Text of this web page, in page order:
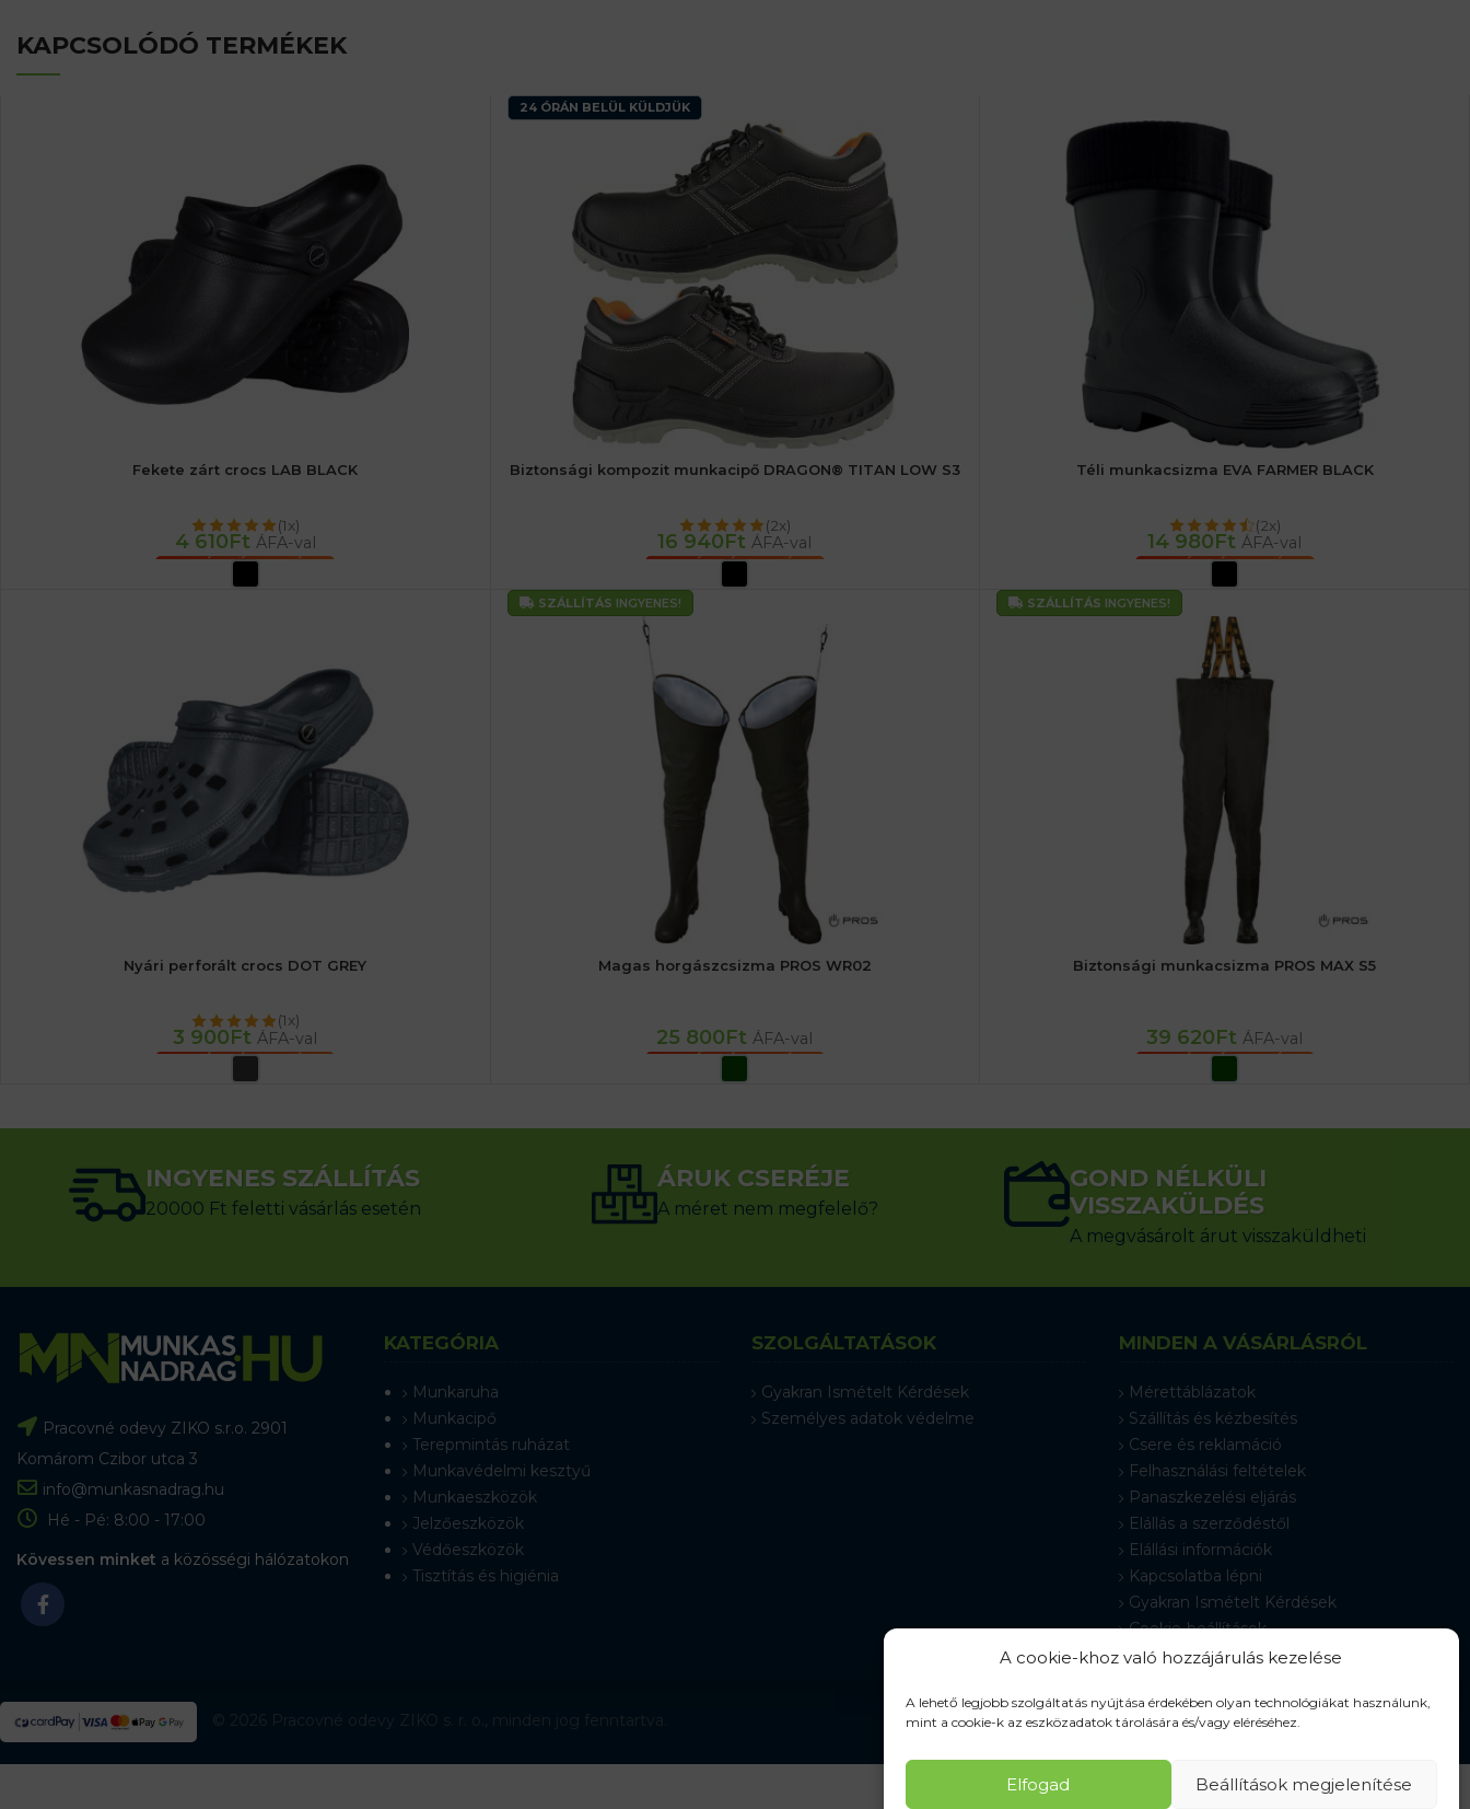
A cookie-khoz való hozzájárulás kezelése
A lehető legjobb szolgáltatás nyújtása érdekében olyan technológiákat használunk,
mint a cookie-k az eszközadatok tárolására és/vagy eléréséhez.
Elfogad Beállítások megjelenítése
KAPCSOLÓDÓ TERMÉKEK
Fekete zárt crocs LAB BLACK
(1x)
4 610Ft ÁFA-val
OPCIÓK VÁLASZTÁSA
24 ÓRÁN BELÜL KÜLDJÜK
Biztonsági kompozit munkacipő DRAGON® TITAN LOW S3
(2x)
16 940Ft ÁFA-val
OPCIÓK VÁLASZTÁSA
Téli munkacsizma EVA FARMER BLACK
(2x)
14 980Ft ÁFA-val
OPCIÓK VÁLASZTÁSA
Nyári perforált crocs DOT GREY
(1x)
3 900Ft ÁFA-val
OPCIÓK VÁLASZTÁSA
SZÁLLÍTÁS INGYENES!
Magas horgászcsizma PROS WR02
25 800Ft ÁFA-val
OPCIÓK VÁLASZTÁSA
SZÁLLÍTÁS INGYENES!
Biztonsági munkacsizma PROS MAX S5
39 620Ft ÁFA-val
OPCIÓK VÁLASZTÁSA
INGYENES SZÁLLÍTÁS
20000 Ft feletti vásárlás esetén
ÁRUK CSERÉJE
A méret nem megfelelő?
GOND NÉLKÜLI
VISSZAKÜLDÉS
A megvásárolt árut visszaküldheti
Pracovné odevy ZIKO s.r.o. 2901
Komárom Czibor utca 3
info@munkasnadrag.hu
Hé - Pé: 8:00 - 17:00
Kövessen minket a közösségi hálózatokon
KATEGÓRIA
Munkaruha
Munkacipő
Terepmintás ruházat
Munkavédelmi kesztyű
Munkaeszközök
Jelzőeszközök
Védőeszközök
Tisztítás és higiénia
SZOLGÁLTATÁSOK
Gyakran Ismételt Kérdések
Személyes adatok védelme
MINDEN A VÁSÁRLÁSRÓL
Mérettáblázatok
Szállítás és kézbesítés
Csere és reklamáció
Felhasználási feltételek
Panaszkezelési eljárás
Elállás a szerződéstől
Elállási információk
Kapcsolatba lépni
Gyakran Ismételt Kérdések
Cookie-beállítások